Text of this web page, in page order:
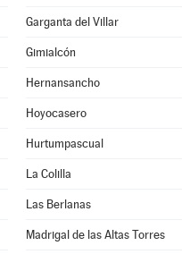
Garganta del Villar
Gimialcón
Hernansancho
Hoyocasero
Hurtumpascual
La Colilla
Las Berlanas
Madrigal de las Altas Torres